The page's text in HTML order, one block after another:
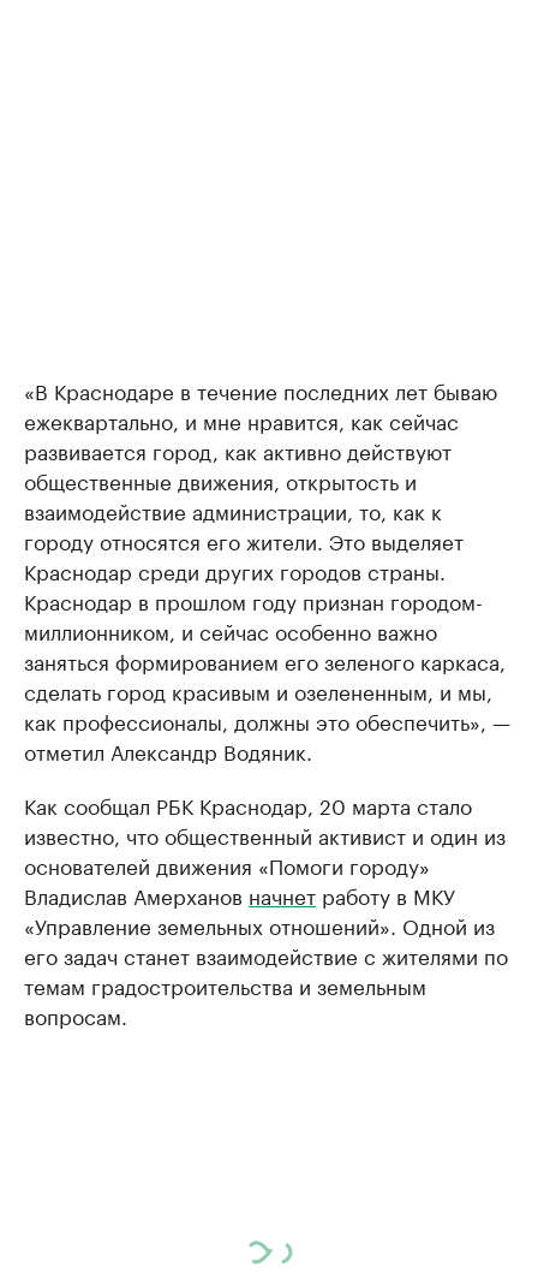
«В Краснодаре в течение последних лет бываю
ежеквартально, и мне нравится, как сейчас
развивается город, как активно действуют
общественные движения, открытость и
взаимодействие администрации, то, как к
городу относятся его жители. Это выделяет
Краснодар среди других городов страны.
Краснодар в прошлом году признан городом-
миллионником, и сейчас особенно важно
заняться формированием его зеленого каркаса,
сделать город красивым и озелененным, и мы,
как профессионалы, должны это обеспечить», —
отметил Александр Водяник.
Как сообщал РБК Краснодар, 20 марта стало
известно, что общественный активист и один из
основателей движения «Помоги городу»
Владислав Амерханов начнет работу в МКУ
«Управление земельных отношений». Одной из
его задач станет взаимодействие с жителями по
темам градостроительства и земельным
вопросам.